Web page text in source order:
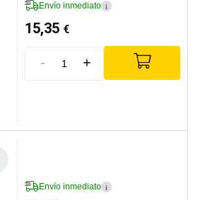
Envío inmediato i
15,35 €
- +
Envío inmediato i